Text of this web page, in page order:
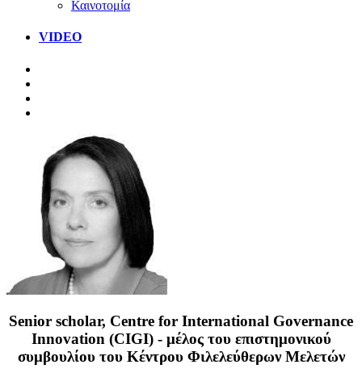
Καινοτομία
VIDEO
Senior scholar, Centre for International Governance
Innovation (CIGI) - μέλος του επιστημονικού
συμβουλίου του Κέντρου Φιλελεύθερων Μελετών